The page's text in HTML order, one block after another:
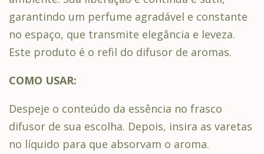
garantindo um perfume agradável e constante
no espaço, que transmite elegância e leveza.
Este produto é o refil do difusor de aromas.
COMO USAR:
Despeje o conteúdo da essência no frasco
difusor de sua escolha. Depois, insira as varetas
no líquido para que absorvam o aroma.